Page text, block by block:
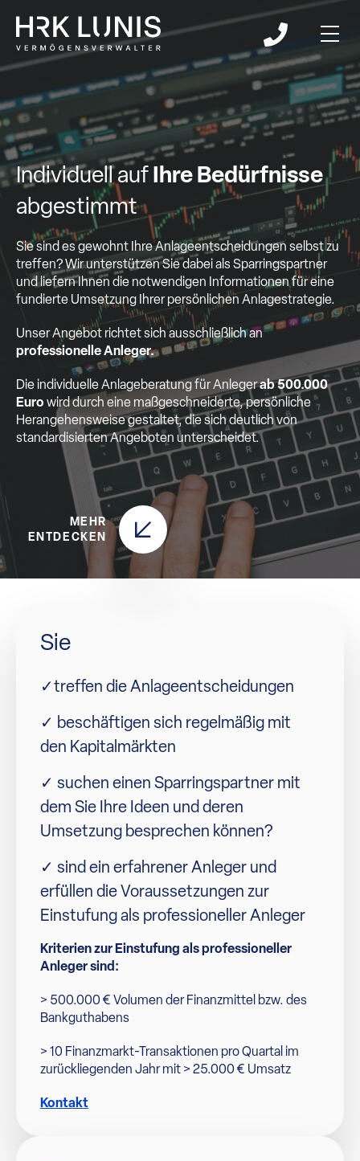
Individuell aufIhre Bedürfnisse
abgestimmt
Sie sind es gewohnt Ihre Anlageentscheidungen selbst zu
treffen? Wir unterstützen Sie dabei als Sparringspartner
und liefern Ihnen die notwendigen Informationen für eine
fundierte Umsetzung Ihrer persönlichen Anlagestrategie.
Unser Angebot richtet sich ausschließlich an
professionelle Anleger.
Die individuelle Anlageberatung für Anlegerab 500.000
Euro wird durch eine maßgeschneiderte, persönliche
Herangehensweise gestaltet, die sich deutlich von
standardisierten Angeboten unterscheidet.
MEHR
ENTDECKEN
Sie
✓treffen die Anlageentscheidungen
✓ beschäftigen sich regelmäßig mit
den Kapitalmärkten
✓ suchen einen Sparringspartner mit
dem Sie Ihre Ideen und deren
Umsetzung besprechen können?
✓ sind ein erfahrener Anleger und
erfüllen die Voraussetzungen zur
Einstufung als professioneller Anleger
Kriterien zur Einstufung als professioneller
Anleger sind:
> 500.000 € Volumen der Finanzmittel bzw. des
Bankguthabens
> 10 Finanzmarkt-Transaktionen pro Quartal im
zurückliegenden Jahr mit > 25.000 € Umsatz
Kontakt